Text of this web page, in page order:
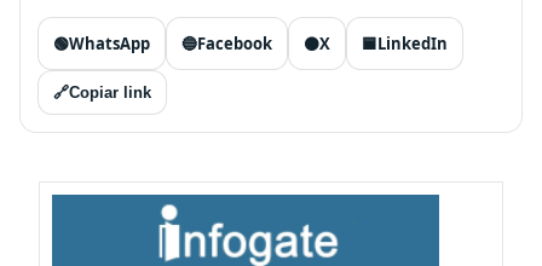
🟢WhatsApp 🔵Facebook ⚫X 🟦LinkedIn
🔗Copiar link